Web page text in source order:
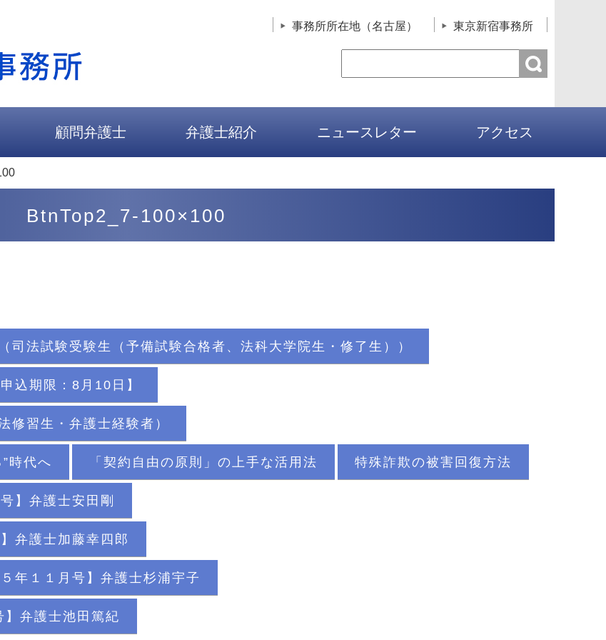
事務所所在地（名古屋） 東京新宿事務所
顧問弁護士 弁護士紹介 ニュースレター アクセス
BtnTop2_7-100×100
法試験受験生（予備試験合格者、法科大学院生・修了生））
込期限：8月10日】
修習生・弁護士経験者）
時代へ 「契約自由の原則」の上手な活用法 特殊詐欺の被害回復方法
】弁護士安田剛
弁護士加藤幸四郎
年１１月号】弁護士杉浦宇子
弁護士池田篤紀